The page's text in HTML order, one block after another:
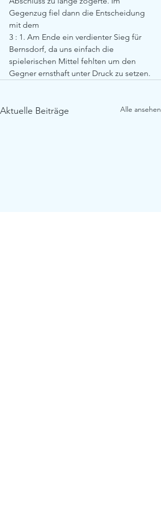
Gegenzug fiel dann die Entscheidung
mit dem
3 : 1. Am Ende ein verdienter Sieg für
Bernsdorf, da uns einfach die
spielerischen Mittel fehlten um den
Gegner ernsthaft unter Druck zu setzen.
Aktuelle Beiträge Alle ansehen